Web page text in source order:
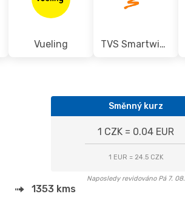
Vueling TVS Smartwings
Směnný kurz
1 CZK = 0.04 EUR
1 EUR = 24.5 CZK
Naposledy revidováno Pá 7. 08.
1353 kms